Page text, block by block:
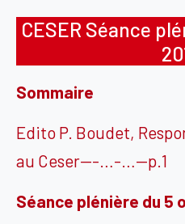
CESER Séance
Sommaire
Edito P. Boudet,
au Ceser—-…-…—p.1
Séance plénière du 5